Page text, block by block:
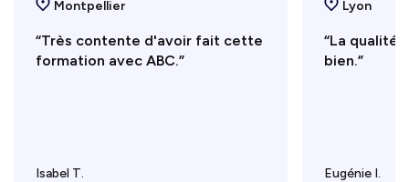
Montpellier
“Très contente d'avoir fait cette
formation avec ABC.”
Isabel T.
Lyon
“La qualité
bien.”
Eugénie I.